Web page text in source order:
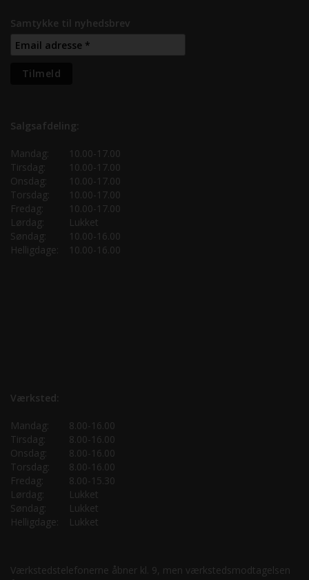
Samtykke til nyhedsbrev
Salgsafdeling:
Mandag:
10.00-17.00
Tirsdag:
10.00-17.00
Onsdag:
10.00-17.00
Torsdag:
10.00-17.00
Fredag:
10.00-17.00
Lørdag:
Lukket
Søndag:
10.00-16.00
Helligdage:
10.00-16.00
Værksted:
Mandag:
8.00-16.00
Tirsdag:
8.00-16.00
Onsdag:
8.00-16.00
Torsdag:
8.00-16.00
Fredag:
8.00-15.30
Lørdag:
Lukket
Søndag:
Lukket
Helligdage:
Lukket
Værkstedstelefonerne åbner kl. 9, men værkstedsmodtagelsen